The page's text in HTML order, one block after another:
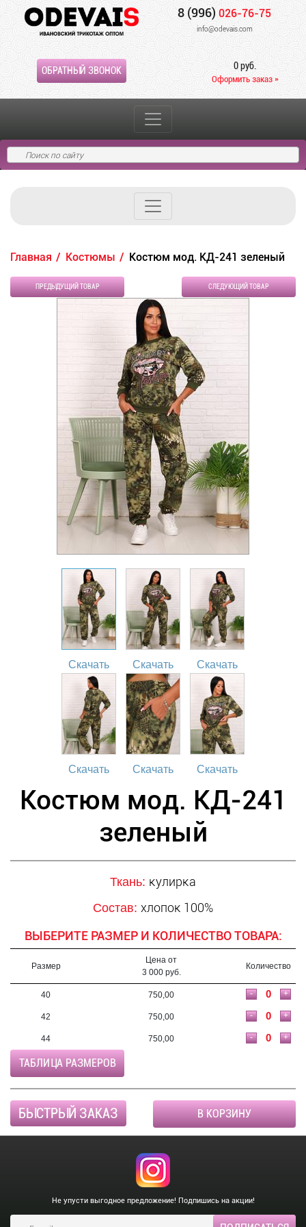
8 (996) 026-76-75
info@odevais.com
ОБРАТНЫЙ ЗВОНОК 0 руб.
Оформить заказ »
Главная Костюмы Костюм мод. КД-241 зеленый
ПРЕДЫДУЩИЙ ТОВАР СЛЕДУЮЩИЙ ТОВАР
Скачать Скачать Скачать
Скачать Скачать Скачать
Костюм мод. КД-241
зеленый
Ткань: кулирка
Состав: хлопок 100%
ВЫБЕРИТЕ РАЗМЕР И КОЛИЧЕСТВО ТОВАРА:
Размер
Цена от
3 000 руб.
Количество
40 750,00 +
-
42 750,00 +
-
44 750,00 +
-
ТАБЛИЦА РАЗМЕРОВ
БЫСТРЫЙ ЗАКАЗ В КОРЗИНУ
Не упусти выгодное предложение! Подпишись на акции!